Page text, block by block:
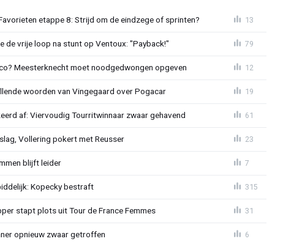
etappe 8: Strijd om de eindzege of sprinten? 13
de vrije loop na stunt op Ventoux: "Payback!" 79
Meesterknecht moet noodgedwongen opgeven 12
woorden van Vingegaard over Pogacar 19
af: Viervoudig Tourritwinnaar zwaar gehavend 61
Vollering pokert met Reusser 23
blijft leider 7
Kopecky bestraft 315
stapt plots uit Tour de France Femmes 31
opnieuw zwaar getroffen 6